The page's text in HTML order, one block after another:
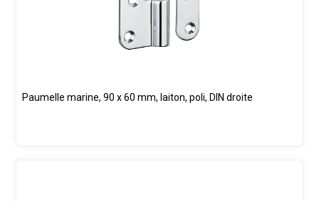
Paumelle marine, 90 x 60 mm, laiton, poli, DIN droite